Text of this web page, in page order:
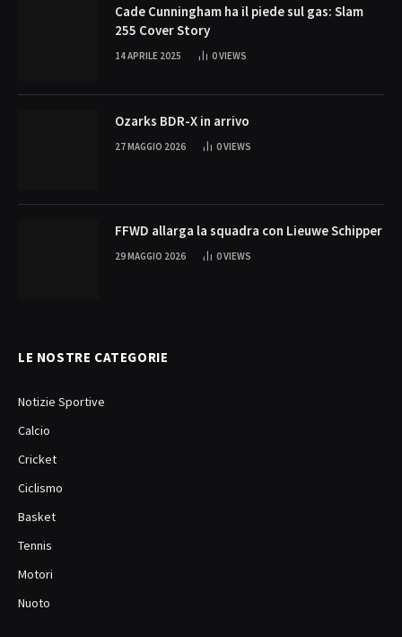
Cade Cunningham ha il piede sul gas: Slam
255 Cover Story
14 APRILE 2025 0VIEWS
Ozarks BDR-X in arrivo
27 MAGGIO 2026 0VIEWS
FFWD allarga la squadra con Lieuwe Schipper
29 MAGGIO 2026 0VIEWS
LE NOSTRE CATEGORIE
Notizie Sportive
Calcio
Cricket
Ciclismo
Basket
Tennis
Motori
Nuoto